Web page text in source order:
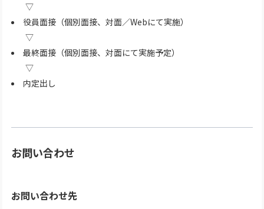
役員面接（個別面接、対面／Webにて実施）
最終面接（個別面接、対面にて実施予定）
内定出し
お問い合わせ
お問い合わせ先